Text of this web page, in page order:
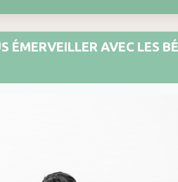
ÉMERVEILLER AVEC LES